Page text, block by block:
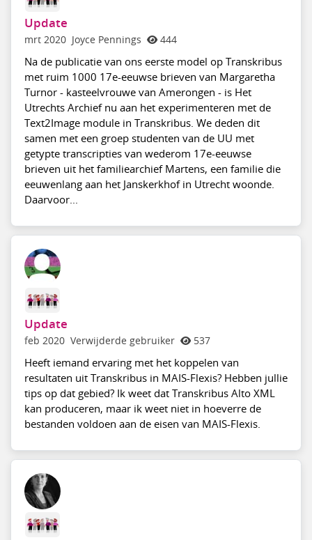
Update
mrt 2020 Joyce Pennings 444
Na de publicatie van ons eerste model op Transkribus
met ruim 1000 17e-eeuwse brieven van Margaretha
Turnor - kasteelvrouwe van Amerongen - is Het
Utrechts Archief nu aan het experimenteren met de
Text2Image module in Transkribus. We deden dit
samen met een groep studenten van de UU met
getypte transcripties van wederom 17e-eeuwse
brieven uit het familiearchief Martens, een familie die
eeuwenlang aan het Janskerkhof in Utrecht woonde.
Daarvoor...
Update
feb 2020 Verwijderde gebruiker 537
Heeft iemand ervaring met het koppelen van
resultaten uit Transkribus in MAIS-Flexis? Hebben jullie
tips op dat gebied? Ik weet dat Transkribus Alto XML
kan produceren, maar ik weet niet in hoeverre de
bestanden voldoen aan de eisen van MAIS-Flexis.